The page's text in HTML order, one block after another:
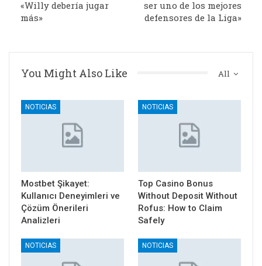
«Willy debería jugar
más»
ser uno de los mejores
defensores de la Liga»
All
You Might Also Like
NOTICIAS
Mostbet Şikayet:
Kullanıcı Deneyimleri ve
Çözüm Önerileri
Analizleri
NOTICIAS
Top Casino Bonus
Without Deposit Without
Rofus: How to Claim
Safely
NOTICIAS NOTICIAS